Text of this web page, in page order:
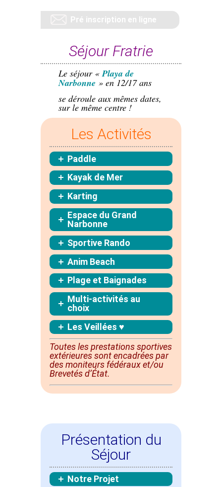
Pré inscription en ligne
Séjour Fratrie
Le séjour «Playa de
Narbonne » en 12/17 ans
se déroule aux mêmes dates,
sur le même centre !
Les Activités
Paddle
Kayak de Mer
Karting
Espace du Grand
Narbonne
Sportive Rando
Anim Beach
Plage et Baignades
Multi-activités au
choix
Les Veillées ♥
Toutes les prestations sportives
extérieures sontencadréespar
des moniteurs fédéraux et/ou
Brevetés d’État.
Présentation du
Séjour
Notre Projet